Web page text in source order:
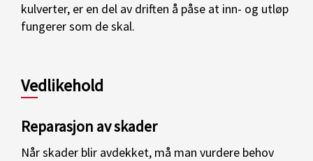
kulverter, er en del av driften å påse at inn- og utløp
fungerer som de skal.
Vedlikehold
Reparasjon av skader
Når skader blir avdekket, må man vurdere behov